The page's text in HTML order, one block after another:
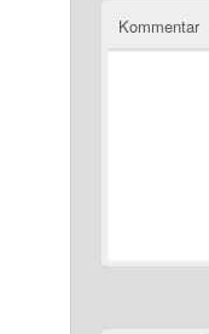
Kommentar